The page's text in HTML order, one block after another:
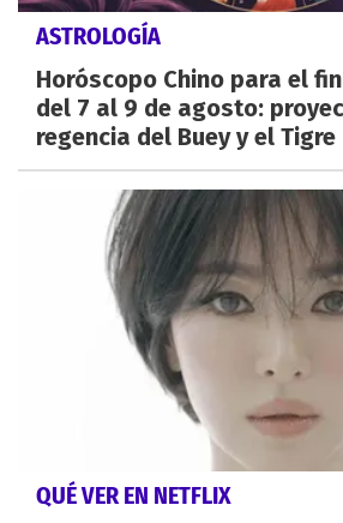
ASTROLOGÍA
Horóscopo Chino para el
del 7 al 9 de agosto:
regencia del Buey y el Tigre
QUÉ VER EN NETFLIX